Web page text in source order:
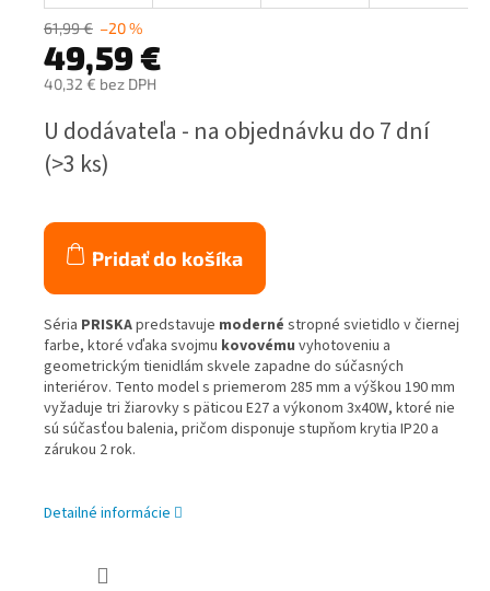
61,99 € –20 %
49,59 €
40,32 € bez DPH
cena:
U dodávateľa - na objednávku do 7 dní
(>3 ks)
Pridať do košíka
Séria PRISKApredstavuje moderné stropné svietidlo v čiernej
farbe, ktoré vďaka svojmu kovovému vyhotoveniu a
geometrickým tienidlám skvele zapadne do súčasných
interiérov. Tento model s priemerom 285 mm a výškou 190 mm
vyžaduje tri žiarovky s päticou E27 a výkonom 3x40W, ktoré nie
sú súčasťou balenia, pričom disponuje stupňom krytia IP20 a
zárukou 2 rok.
Detailné informácie